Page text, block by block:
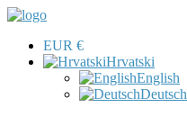
EUR €
Hrvatski
English
Deutsch